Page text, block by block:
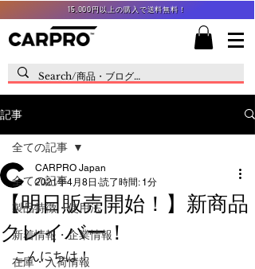
15,000円以上の購入で送料無料！
記事
全ての記事
製品特徴・使用法
新着情報・企業情報
在庫・入荷情報
全ての記事
【明日販売開始！】新商品
クレイバー！
CARPRO Japan
2021年4月8日 読了時間: 1分
こんにちは！